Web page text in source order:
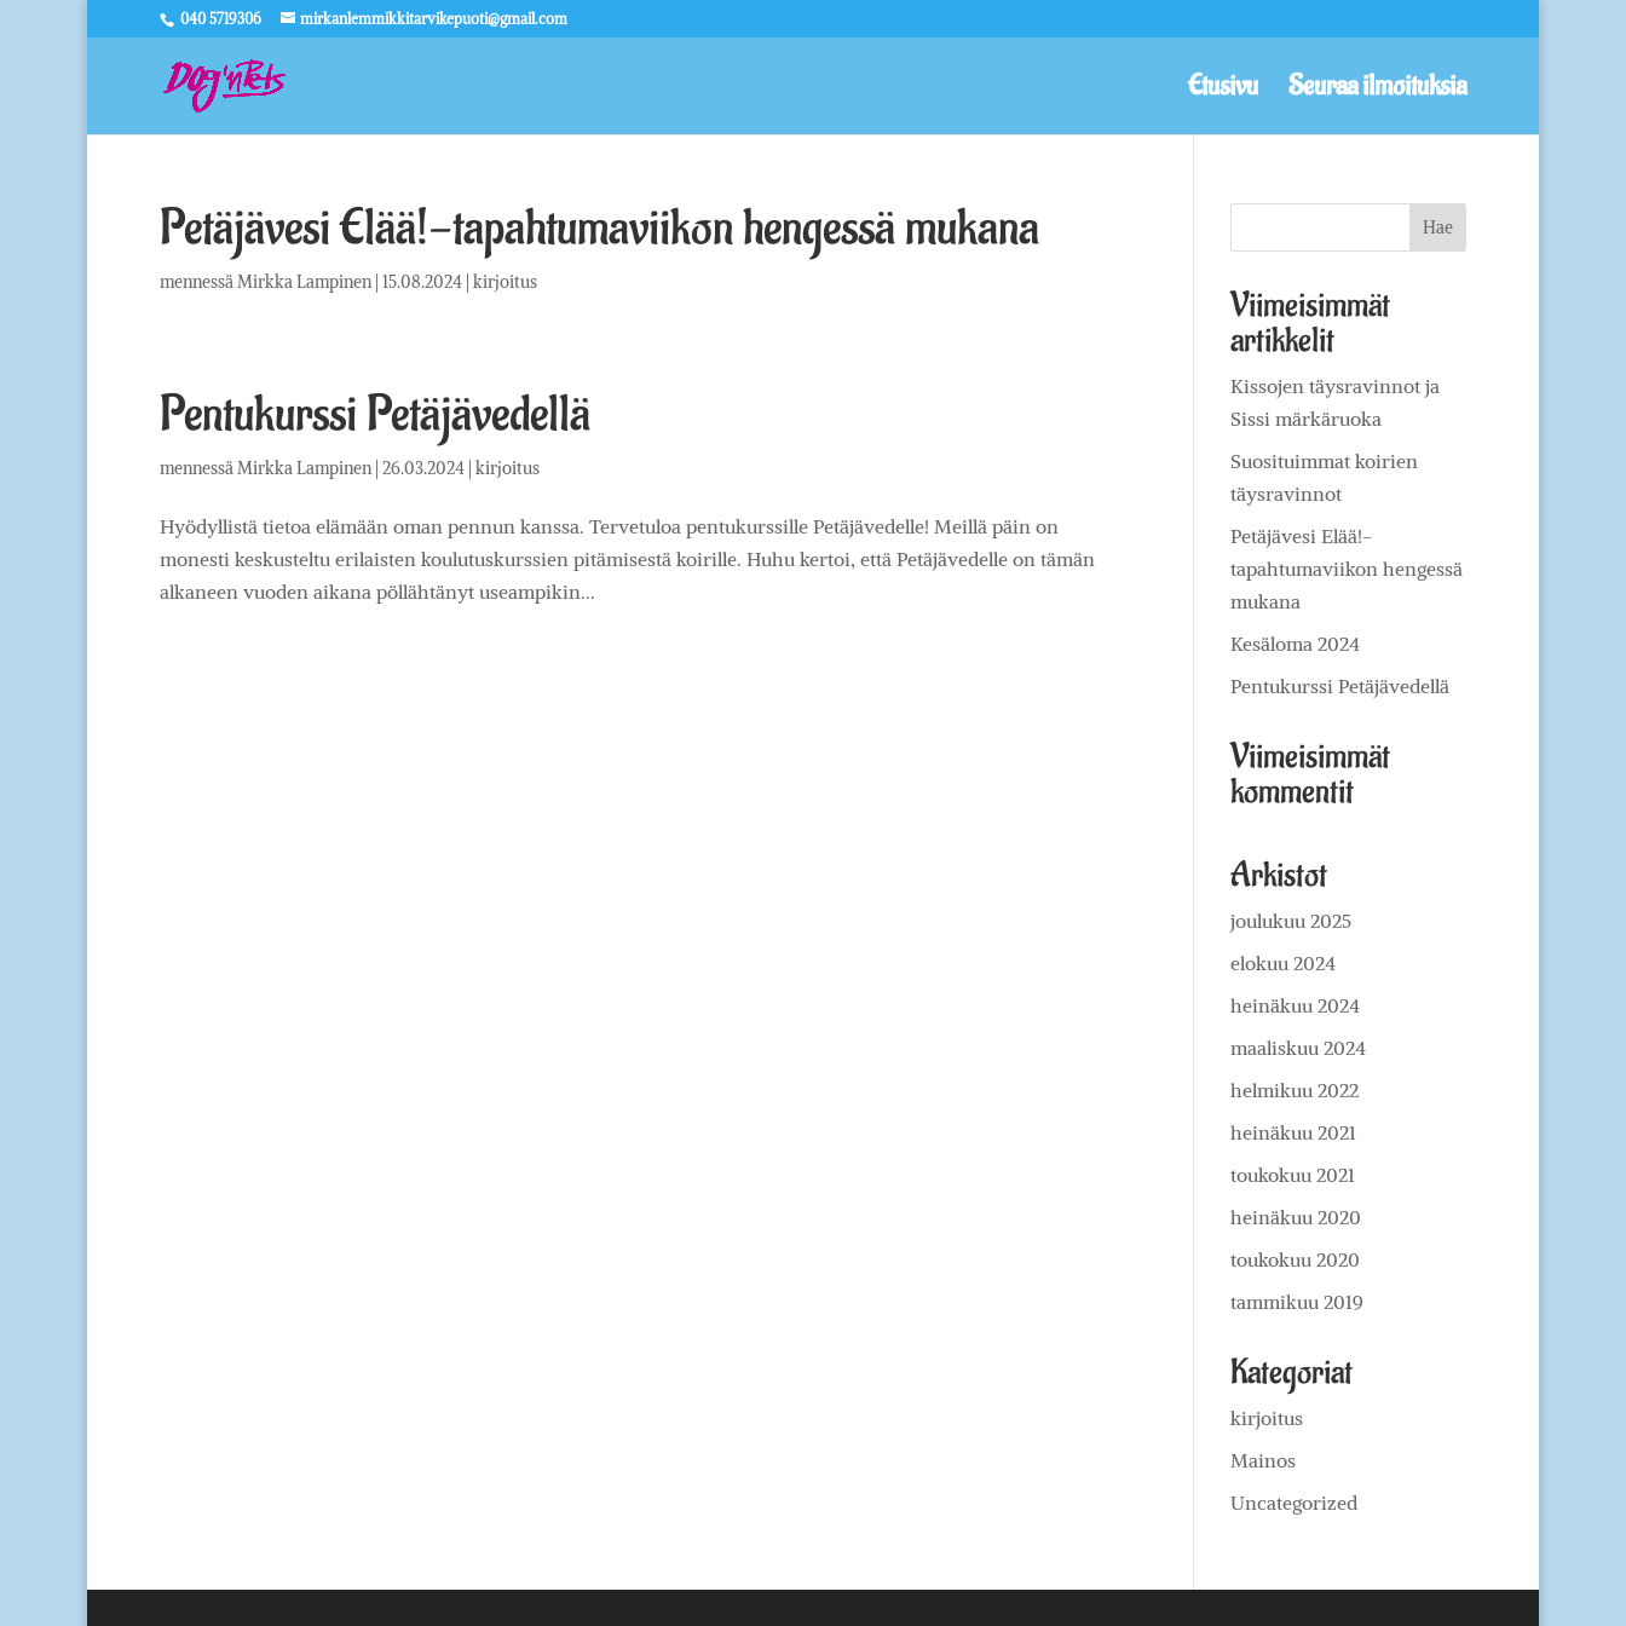
040 5719306 mirkanlemmikkitarvikepuoti@gmail.com
Etusivu Seuraa ilmoituksia
Petäjävesi Elää!-tapahtumaviikon hengessä mukana
mennessäMirkka Lampinen 15.08.2024 kirjoitus
Pentukurssi Petäjävedellä
mennessäMirkka Lampinen 26.03.2024 kirjoitus
Hyödyllistä tietoa elämään oman pennun kanssa. Tervetuloa pentukurssille Petäjävedelle! Meillä päin on
monesti keskusteltu erilaisten koulutuskurssien pitämisestä koirille. Huhu kertoi, että Petäjävedelle on tämän
alkaneen vuoden aikana pöllähtänyt useampikin...
Viimeisimmät
artikkelit
Kissojen täysravinnot ja
Sissi märkäruoka
Suosituimmat koirien
täysravinnot
Petäjävesi Elää!-
tapahtumaviikon hengessä
mukana
Kesäloma 2024
Pentukurssi Petäjävedellä
Viimeisimmät
kommentit
Arkistot
joulukuu 2025
elokuu 2024
heinäkuu 2024
maaliskuu 2024
helmikuu 2022
heinäkuu 2021
toukokuu 2021
heinäkuu 2020
toukokuu 2020
tammikuu 2019
Kategoriat
kirjoitus
Mainos
Uncategorized